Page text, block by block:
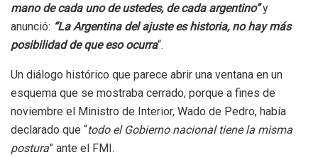
mano de cada uno de ustedes, de cada argentino”y
anunció: “La Argentina del ajuste es historia, no hay más
posibilidad de que eso ocurra“.
Un diálogo histórico que parece abrir una ventana en un
esquema que se mostraba cerrado, porque a fines de
noviembre el Ministro de Interior, Wado de Pedro, había
declarado que “todo el Gobierno nacional tiene la misma
postura” ante el FMI.